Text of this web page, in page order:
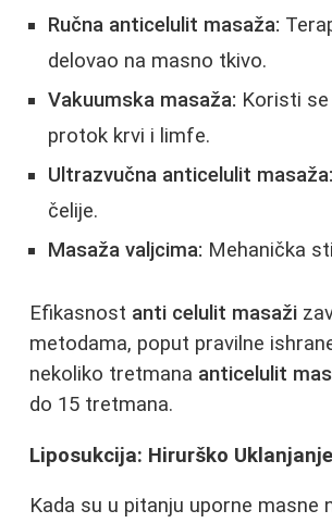
Ručna anticelulit masaža:
delovao na masno tkivo.
Vakuumska masaža: Koristi
protok krvi i limfe.
Ultrazvučna anticelulit masaža:
čelije.
Masaža valjcima: Mehanička
Efikasnost anti celulit masaži
metodama, poput pravilne
nekoliko tretmana anticelulit
do 15 tretmana.
Liposukcija: Hirurško
Kada su u pitanju uporne masne